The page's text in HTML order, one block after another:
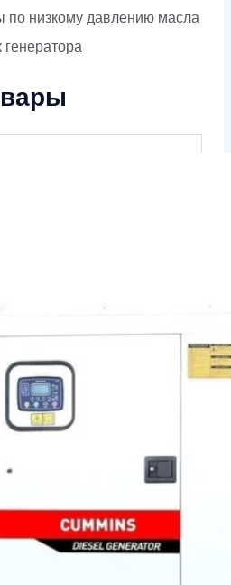
по низкому давлению масла